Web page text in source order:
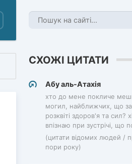
СХОЖІ ЦИТАТИ
Абу аль-Атахія
хто до мене покличе
могил, найближчих, що
розквіті здоров'я та сил?
впізнаю при зустрічі, що
(цитати відомих людей /
пори року)